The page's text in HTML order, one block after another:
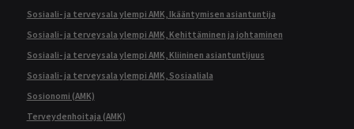
Sosiaali- ja terveysala ylempi AMK, Ikääntymisen asiantuntija
Sosiaali- ja terveysala ylempi AMK, Kehittäminen ja johtaminen
Sosiaali- ja terveysala ylempi AMK, Kliininen asiantuntijuus
Sosiaali- ja terveysala ylempi AMK, Sosiaaliala
Sosionomi (AMK)
Terveydenhoitaja (AMK)